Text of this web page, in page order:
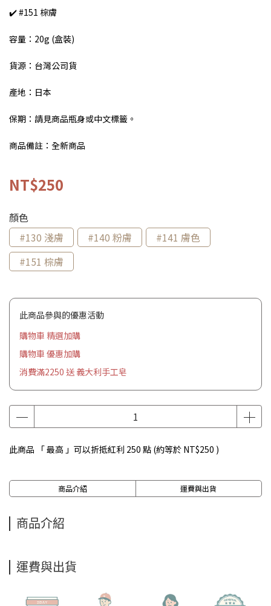
✔️ #151 棕膚
容量：20g (盒裝)
貨源：台灣公司貨
產地：日本
保期：請見商品瓶身或中文標籤。
商品備註：全新商品
NT$250
顏色
#130 淺膚
#140 粉膚
#141 膚色
#151 棕膚
此商品參與的優惠活動
購物車 精選加購
購物車 優惠加購
消費滿2250 送 義大利手工皂
此商品 「 最高 」可以折抵紅利 250 點 (約等於 NT$250 )
商品介紹 運費與出貨
商品介紹
運費與出貨